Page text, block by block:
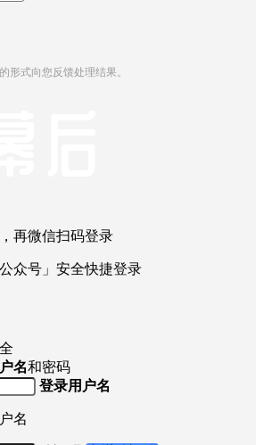
形式向您反馈处理结果。
再微信扫码登录
众号」安全快捷登录
名和密码
登录用户名
名